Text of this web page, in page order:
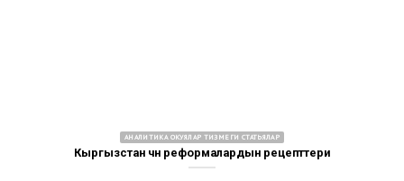
АНАЛИТИКА ОКУЯЛАР ТИЗМЕГИ СТАТЬЯЛАР
Кыргызстан үчүн реформалардын рецепттери